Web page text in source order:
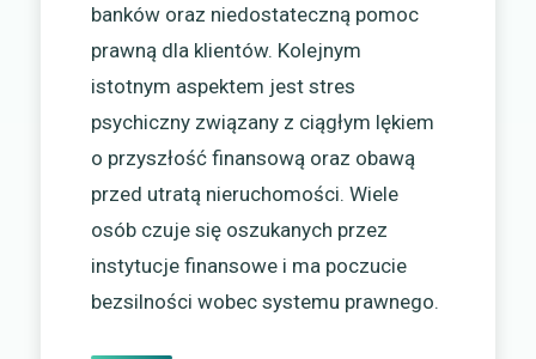
banków oraz niedostateczną pomoc
prawną dla klientów. Kolejnym
istotnym aspektem jest stres
psychiczny związany z ciągłym lękiem
o przyszłość finansową oraz obawą
przed utratą nieruchomości. Wiele
osób czuje się oszukanych przez
instytucje finansowe i ma poczucie
bezsilności wobec systemu prawnego.